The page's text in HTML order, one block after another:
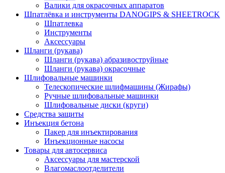
Валики для окрасочных аппаратов
Шпатлёвка и инструменты DANOGIPS & SHEETROCK
Шпатлевка
Инструменты
Аксессуары
Шланги (рукава)
Шланги (рукава) абразивоструйные
Шланги (рукава) окрасочные
Шлифовальные машинки
Телескопические шлифмашины (Жирафы)
Ручные шлифовальные машинки
Шлифовальные диски (круги)
Средства защиты
Инъекция бетона
Пакер для инъектирования
Инъекционные насосы
Товары для автосервиса
Аксессуары для мастерской
Влагомаслоотделители